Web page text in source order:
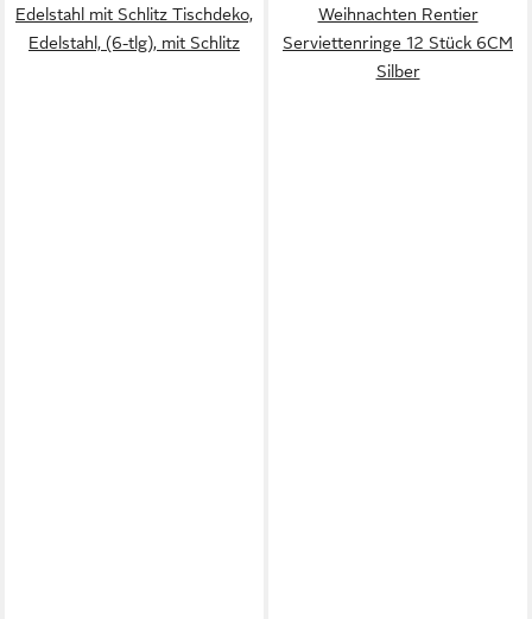
Edelstahl mit Schlitz Tischdeko,
Edelstahl, (6-tlg), mit Schlitz
Weihnachten Rentier
Serviettenringe 12 Stück 6CM
Silber